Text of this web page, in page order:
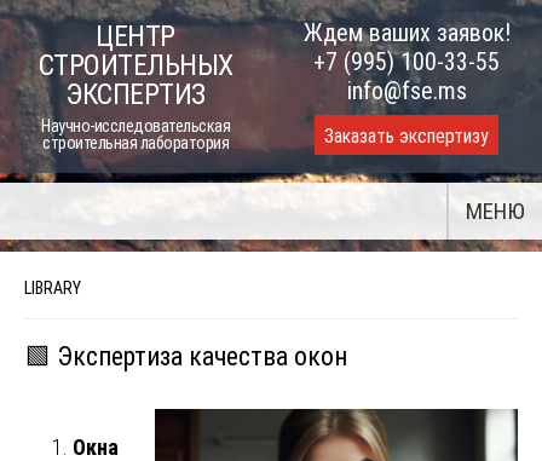
Skip
to
content
ЦЕНТР
СТРОИТЕЛЬНЫХ
ЭКСПЕРТИЗ
Научно-исследовательская
строительная лаборатория
Ждем ваших заявок!
+7 (995) 100-33-55
info@fse.ms
Заказать экспертизу
МЕНЮ
LIBRARY
🟩 Экспертиза качества окон
Окна